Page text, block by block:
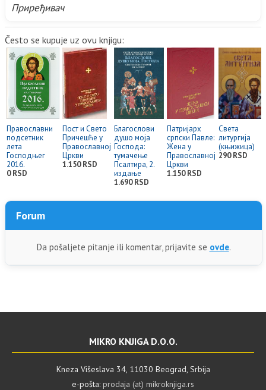
Приређивач
Često se kupuje uz ovu knjigu:
Православни
подсетник
лета
Господњег
2016.
0 RSD
Пост и Свето
Причешће у
Православној
Цркви
1.150 RSD
Благослови
душо моја
Господа:
тумачење
Псалтира, 2.
издање
1.690 RSD
Патријарх
српски Павле:
Жена у
Православној
Цркви
1.150 RSD
Света
литургија
(књижица)
290 RSD
Forum
Da pošaljete pitanje ili komentar, prijavite se ovde.
MIKRO KNJIGA D.O.O.
Kneza Višeslava 34, 11030 Beograd, Srbija
e-pošta: prodaja (at) mikroknjiga.rs